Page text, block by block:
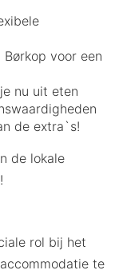
voor een
nu uit eten
de extra`s!
de lokale
rol bij het
te